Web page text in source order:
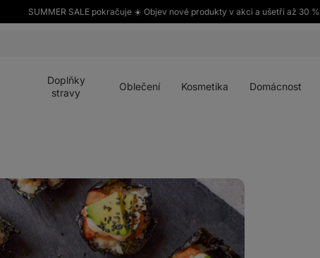
SUMMER SALE pokračuje ☀️ Objev nové produkty v akci a ušetři až 30 %
Doplňky
stravy
Oblečení Kosmetika Domácnost